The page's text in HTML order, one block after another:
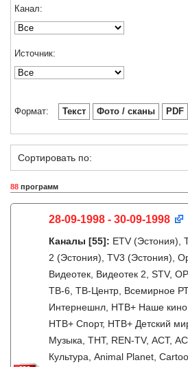
Канал:
Источник:
Формат: Текст Фото / сканы PDF
Сортировать по:
88 программ
28-09-1998 - 30-09-1998
Каналы [55]: ETV (Эстония),
2 (Эстония), TV3 (Эстония),
Видеотек, Видеотек 2, STV,
ТВ-6, ТВ-Центр, Всемирное
Интернешнл, НТВ+ Наше
НТВ+ Спорт, НТВ+ Детский
Музыка, ТНТ, REN-TV, АСТ,
Культура, Animal Planet,